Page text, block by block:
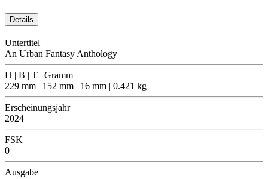
Details
Untertitel
An Urban Fantasy Anthology
H | B | T | Gramm
229 mm | 152 mm | 16 mm | 0.421 kg
Erscheinungsjahr
2024
FSK
0
Ausgabe